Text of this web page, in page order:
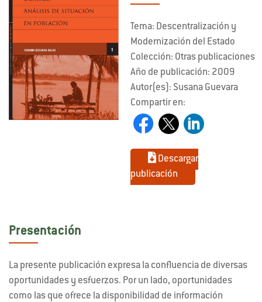
Tema: Descentralización y
Modernización del Estado
Colección: Otras publicaciones
Año de publicación: 2009
Autor(es): Susana Guevara
Compartir en:
Descargar
publicación
Presentación
La presente publicación expresa la confluencia de diversas
oportunidades y esfuerzos. Por un lado, oportunidades
como las que ofrece la disponibilidad de información